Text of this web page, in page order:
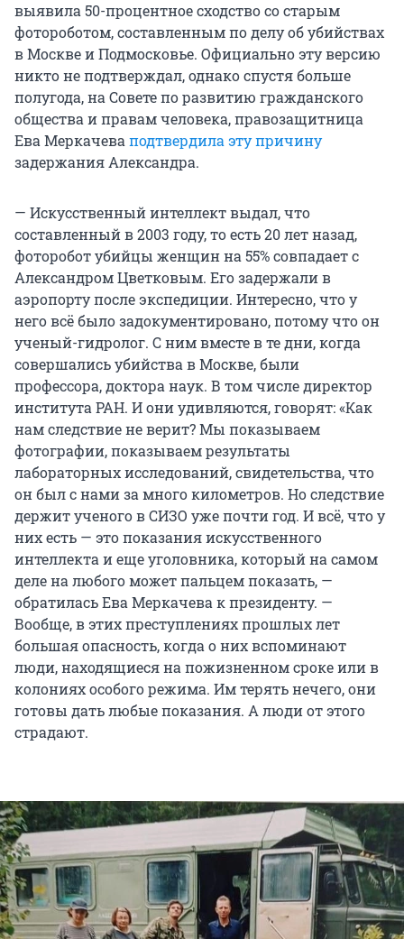
выявила 50-процентное сходство со старым
фотороботом, составленным по делу об убийствах
в Москве и Подмосковье. Официально эту версию
никто не подтверждал, однако спустя больше
полугода, на Совете по развитию гражданского
общества и правам человека, правозащитница
Ева Меркачеваподтвердила эту причину
задержания Александра.
— Искусственный интеллект выдал, что
составленный в 2003 году, то есть 20 лет назад,
фоторобот убийцы женщин на 55% совпадает с
Александром Цветковым. Его задержали в
аэропорту после экспедиции. Интересно, что у
него всё было задокументировано, потому что он
ученый-гидролог. С ним вместе в те дни, когда
совершались убийства в Москве, были
профессора, доктора наук. В том числе директор
института РАН. И они удивляются, говорят: «Как
нам следствие не верит? Мы показываем
фотографии, показываем результаты
лабораторных исследований, свидетельства, что
он был с нами за много километров. Но следствие
держит ученого в СИЗО уже почти год. И всё, что у
них есть — это показания искусственного
интеллекта и еще уголовника, который на самом
деле на любого может пальцем показать, —
обратилась Ева Меркачева к президенту. —
Вообще, в этих преступлениях прошлых лет
большая опасность, когда о них вспоминают
люди, находящиеся на пожизненном сроке или в
колониях особого режима. Им терять нечего, они
готовы дать любые показания. А люди от этого
страдают.